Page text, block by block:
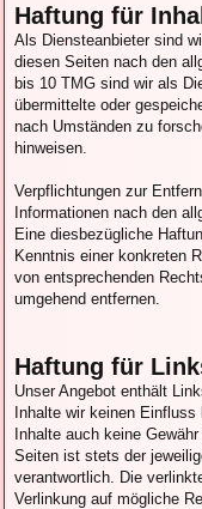
Haftung für
Als Diensteanbieter sind
diesen Seiten nach den
bis 10 TMG sind wir als
übermittelte oder
nach Umständen zu
hinweisen.
Verpflichtungen zur
Informationen nach den
Eine diesbezügliche
Kenntnis einer konkreten
von entsprechenden
umgehend entfernen.
Haftung für
Unser Angebot enthält
Inhalte wir keinen
Inhalte auch keine
Seiten ist stets der
verantwortlich. Die
Verlinkung auf mögliche